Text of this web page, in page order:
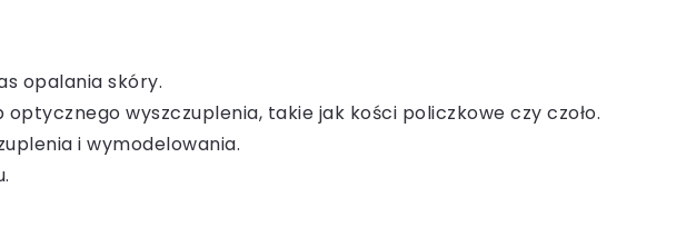
opalania skóry.
wyszczuplenia, takie jak kości policzkowe czy czoło.
i wymodelowania.